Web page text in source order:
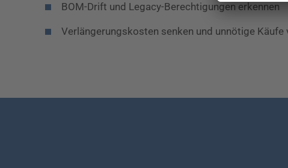
BOM-Drift und Legacy-Berechtigungen erkennen
Verlängerungskosten senken und unnötige Käufe